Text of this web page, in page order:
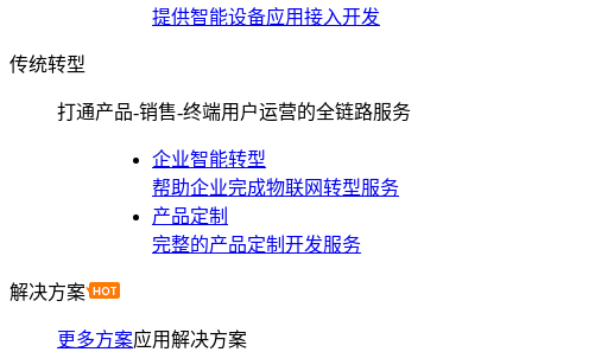
提供智能设备应用接入开发
传统转型
打通产品-销售-终端用户运营的全链路服务
企业智能转型
帮助企业完成物联网转型服务
产品定制
完整的产品定制开发服务
解决方案
更多方案应用解决方案